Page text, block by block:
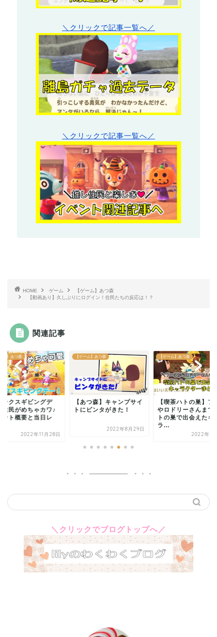
＼クリックで記事一覧へ／
＼クリックで記事一覧へ／
HOME ゲーム
【ゲーム】あつ森
【動画あり】久しぶりにログイン！住民たちの反応は！？
関連記事
ム】あつ森
ンクスギビングデ
住民がめちゃカワ♪
ント概要と当日レ
2022年11月28日
【ゲーム】あつ森
【あつ森】キャンプサイ
トにビンタがきた！
2022年8月29日
【ゲーム】あつ森
【喫茶ハトの巣】フ
やロドリーさんまで
トの巣で出会えたキ
ラ...
2022年10
＼クリックでブログトップへ／